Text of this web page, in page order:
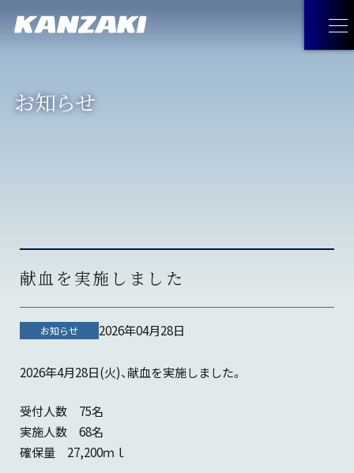
製品情報
工作機械
見つけてみよう！神崎製品
製品カタログダウンロード
会社概要
沿革
お問い合わせ
お問い合わせトップ
油圧機器・トランスミッション・
お問い合わせ
工作機械に関するお問い合わせ
JA
お知らせ
献血を実施しました
お知らせ 2026年04月28日
2026年4月28日(火)、献血を実施しました。
受付人数 75名
実施人数 68名
確保量 27,200ｍｌ